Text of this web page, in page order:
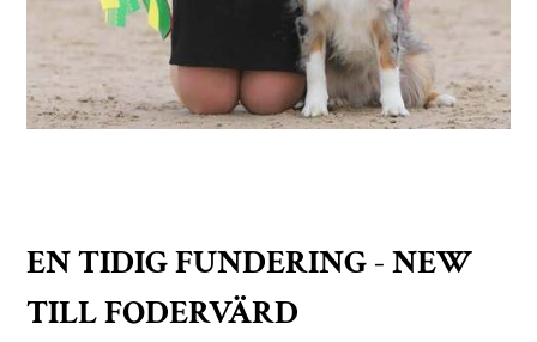
EN TIDIG FUNDERING - NEW
TILL FODERVÄRD